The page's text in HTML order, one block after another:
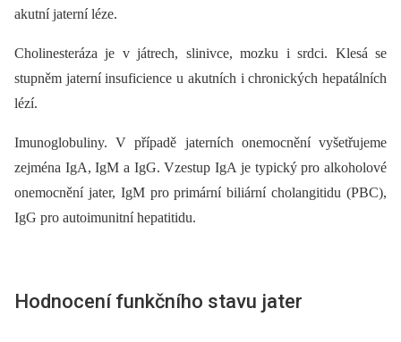
akutní jaterní léze.
Cholinesteráza je v játrech, slinivce, mozku i srdci. Klesá se
stupněm jaterní insuficience u akutních i chronických hepatálních
lézí.
Imunoglobuliny. V případě jaterních onemocnění vyšetřujeme
zejména IgA, IgM a IgG. Vzestup IgA je typický pro alkoholové
onemocnění jater, IgM pro primární biliární cholangitidu (PBC),
IgG pro autoimunitní hepatitidu.
Hodnocení funkčního stavu jater